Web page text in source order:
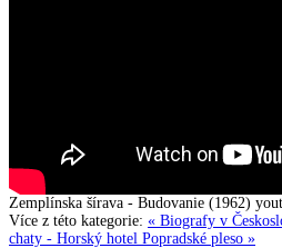
Zemplínska šírava - Budovanie (1962)
Více z této kategorie: « Biografy v
chaty - Horský hotel Popradské pleso »